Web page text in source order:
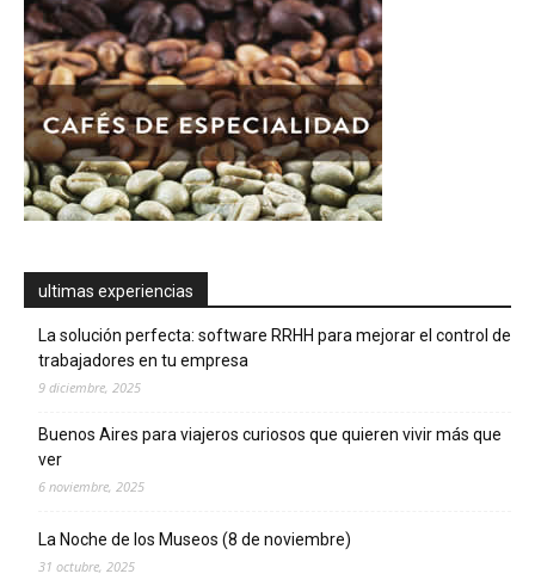
ultimas experiencias
La solución perfecta: software RRHH para mejorar el control de
trabajadores en tu empresa
9 diciembre, 2025
Buenos Aires para viajeros curiosos que quieren vivir más que
ver
6 noviembre, 2025
La Noche de los Museos (8 de noviembre)
31 octubre, 2025